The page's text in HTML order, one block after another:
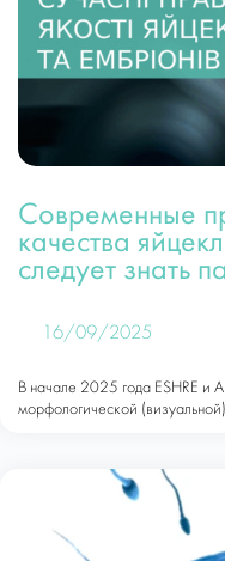
Современные
качества
следует знать
16/09/2025
В начале 2025 года ESHRE и
морфологической